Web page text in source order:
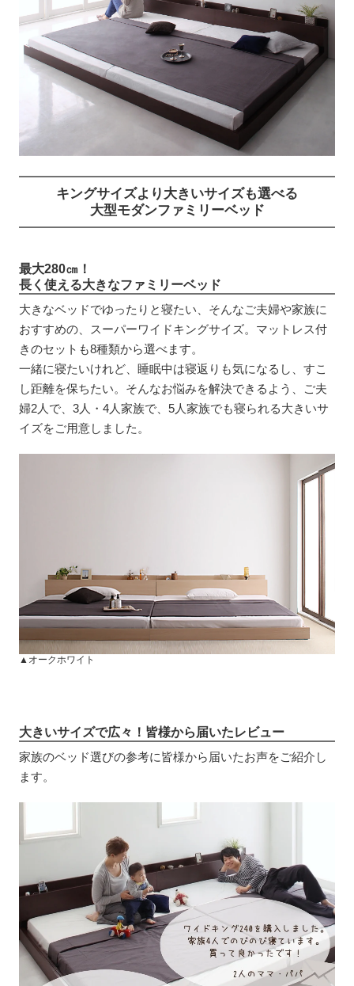
キングサイズより大きいサイズも選べる
大型モダンファミリーベッド
最大280㎝！
長く使える大きなファミリーベッド
大きなベッドでゆったりと寝たい、そんなご夫婦や家族に
おすすめの、スーパーワイドキングサイズ。マットレス付
きのセットも8種類から選べます。
一緒に寝たいけれど、睡眠中は寝返りも気になるし、すこ
し距離を保ちたい。そんなお悩みを解決できるよう、ご夫
婦2人で、3人・4人家族で、5人家族でも寝られる大きいサ
イズをご用意しました。
▲オークホワイト
大きいサイズで広々！皆様から届いたレビュー
家族のベッド選びの参考に皆様から届いたお声をご紹介し
ます。